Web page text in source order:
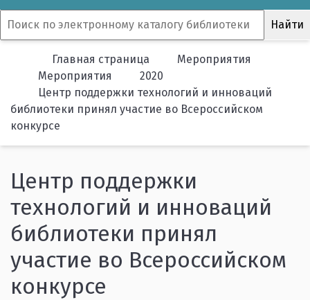
Главная страница
Мероприятия
Мероприятия
2020
Центр поддержки технологий и инноваций
библиотеки принял участие во Всероссийском
конкурсе
Центр поддержки
технологий и инноваций
библиотеки принял
участие во Всероссийском
конкурсе